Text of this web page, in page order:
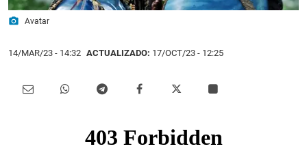
photo_camera Avatar
14/MAR/23 - 14:32 ACTUALIZADO: 17/OCT/23 - 12:25